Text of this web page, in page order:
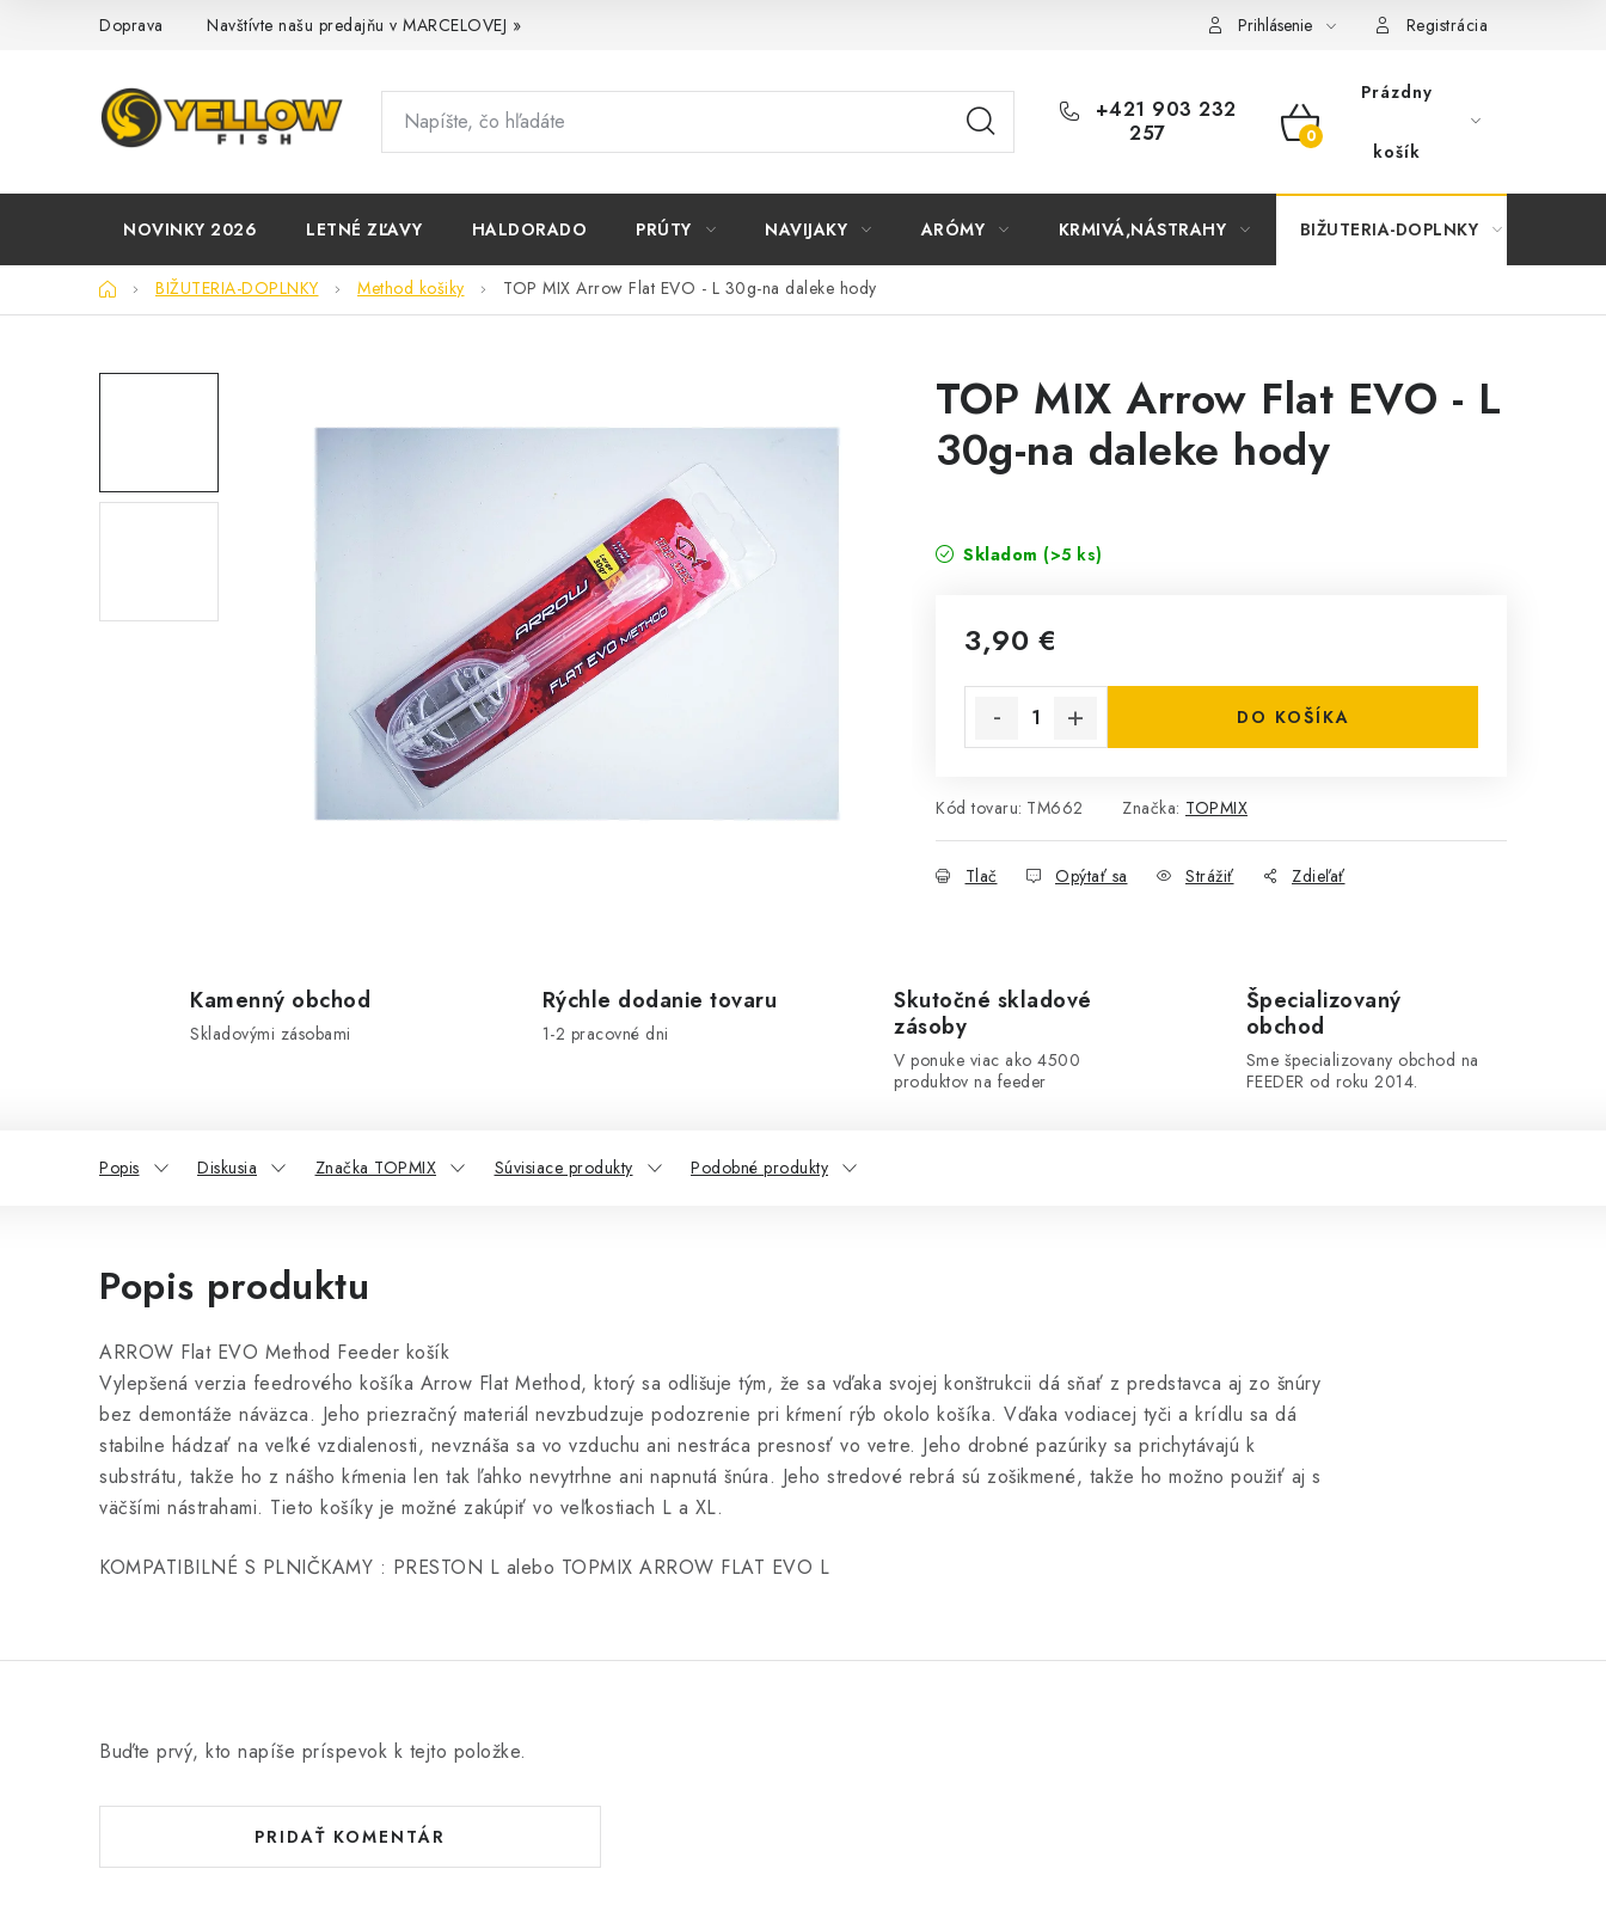
Doprava Navštívte našu predajňu v MARCELOVEJ » Prihlásenie Registrácia
+421 903 232
257
NÁKUPNÝ
Prázdny
košík
NOVINKY 2026 LETNÉ ZĽAVY HALDORADO PRÚTY NAVIJAKY ARÓMY KRMIVÁ,NÁSTRAHY BIŽUTERIA-DOPLNKY
DomovBIŽUTERIA-DOPLNKY Method košiky TOP MIX Arrow Flat EVO - L 30g-na daleke hody
TOP MIX Arrow Flat EVO - L
30g-na daleke hody
Skladom (>5 ks)
3,90 €
DO KOŠÍKA
Kód tovaru: TM662 Značka: TOPMIX
Tlač Opýtať sa Strážiť Zdieľať
Kamenný obchod
Skladovými zásobami
Rýchle dodanie tovaru
1-2 pracovné dni
Skutočné skladové
zásoby
V ponuke viac ako 4500
produktov na feeder
Špecializovaný
obchod
Sme špecializovany obchod na
FEEDER od roku 2014.
Popis Diskusia Značka TOPMIX Súvisiace produkty Podobné produkty
Popis produktu
ARROW Flat EVO Method Feeder košík
Vylepšená verzia feedrového košíka Arrow Flat Method, ktorý sa odlišuje tým, že sa vďaka svojej konštrukcii dá sňať z predstavca aj zo šnúry
bez demontáže náväzca. Jeho priezračný materiál nevzbudzuje podozrenie pri kŕmení rýb okolo košíka. Vďaka vodiacej tyči a krídlu sa dá
stabilne hádzať na veľké vzdialenosti, nevznáša sa vo vzduchu ani nestráca presnosť vo vetre. Jeho drobné pazúriky sa prichytávajú k
substrátu, takže ho z nášho kŕmenia len tak ľahko nevytrhne ani napnutá šnúra. Jeho stredové rebrá sú zošikmené, takže ho možno použiť aj s
väčšími nástrahami. Tieto košíky je možné zakúpiť vo veľkostiach L a XL.
KOMPATIBILNÉ S PLNIČKAMY : PRESTON L alebo TOPMIX ARROW FLAT EVO L
Buďte prvý, kto napíše príspevok k tejto položke.
PRIDAŤ KOMENTÁR